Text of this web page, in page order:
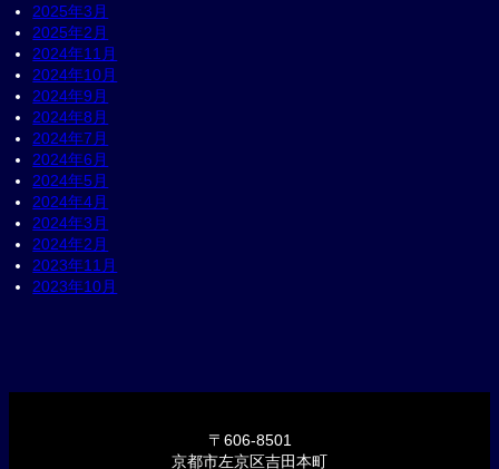
2025年3月
2025年2月
2024年11月
2024年10月
2024年9月
2024年8月
2024年7月
2024年6月
2024年5月
2024年4月
2024年3月
2024年2月
2023年11月
2023年10月
〒606-8501
京都市左京区吉田本町